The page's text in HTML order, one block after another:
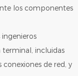
los componentes
terminal, incluidas
conexiones de red, y